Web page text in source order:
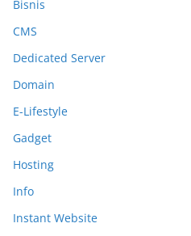
Bisnis
CMS
Dedicated Server
Domain
E-Lifestyle
Gadget
Hosting
Info
Instant Website